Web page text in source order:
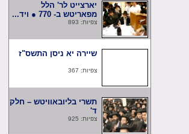
יארצייט לר' הלל
מפאריטש ב- 770 ● ויד...
צפיות: 893
שיירה יא ניסן התשס"ז
צפיות: 367
תשרי בליובאוויטש – חלק
ד'
צפיות: 925